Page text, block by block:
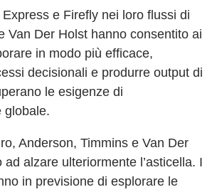
e Firefly nei loro flussi di
Van Der Holst hanno consentito ai
in modo più efficace,
decisionali e produrre output di
le esigenze di
globale.
Anderson, Timmins e Van Der
alzare ulteriormente l’asticella. I
in previsione di esplorare le